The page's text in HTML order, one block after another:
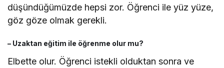
düşündüğümüzde hepsi zor. Öğrenci ile yüz yüze,
göz göze olmak gerekli.
– Uzaktan eğitim ile öğrenme olur mu?
Elbette olur. Öğrenci istekli olduktan sonra ve